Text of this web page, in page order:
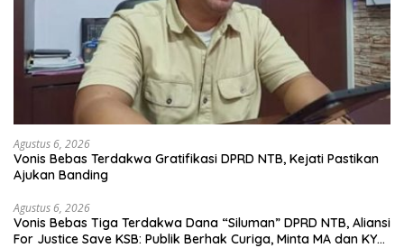
Agustus 6, 2026
Vonis Bebas Terdakwa Gratifikasi DPRD NTB, Kejati Pastikan
Ajukan Banding
Agustus 6, 2026
Vonis Bebas Tiga Terdakwa Dana “Siluman” DPRD NTB, Aliansi
For Justice Save KSB: Publik Berhak Curiga, Minta MA dan KY